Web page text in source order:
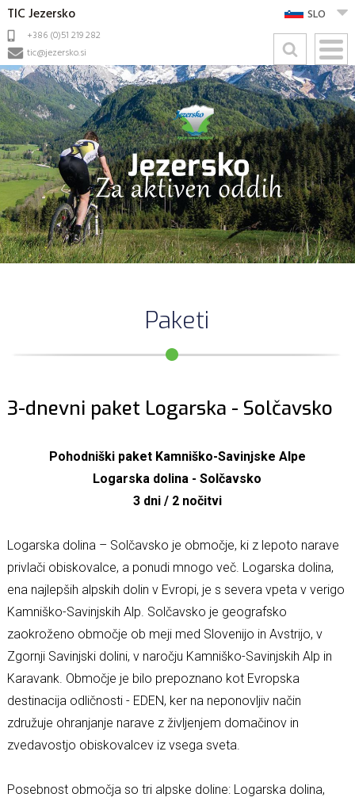
TIC Jezersko
+386 (0)51 219 282
tic@jezersko.si
SLO
Paketi
3-dnevni paket Logarska - Solčavsko
Pohodniški paket Kamniško-Savinjske Alpe
Logarska dolina - Solčavsko
3 dni / 2 nočitvi
Logarska dolina – Solčavsko je območje, ki z lepoto narave
privlači obiskovalce, a ponudi mnogo več. Logarska dolina,
ena najlepših alpskih dolin v Evropi, je s severa vpeta v verigo
Kamniško-Savinjskih Alp. Solčavsko je geografsko
zaokroženo območje ob meji med Slovenijo in Avstrijo, v
Zgornji Savinjski dolini, v naročju Kamniško-Savinjskih Alp in
Karavank. Območje je bilo prepoznano kot Evropska
destinacija odličnosti - EDEN, ker na neponovljiv način
združuje ohranjanje narave z življenjem domačinov in
zvedavostjo obiskovalcev iz vsega sveta.
Posebnost območja so tri alpske doline: Logarska dolina,